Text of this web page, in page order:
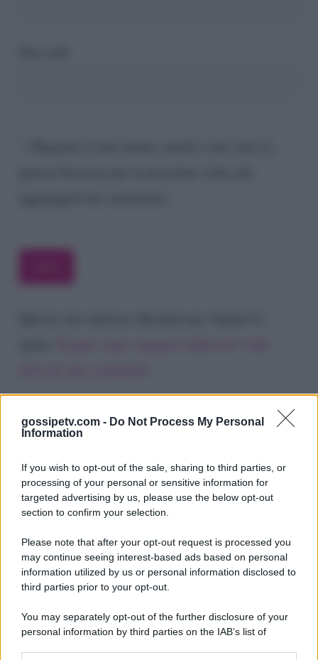
gossipetv.com - Do Not Process My Personal
Information
If you wish to opt-out of the sale, sharing to third parties, or
processing of your personal or sensitive information for
targeted advertising by us, please use the below opt-out
section to confirm your selection.
Please note that after your opt-out request is processed you
may continue seeing interest-based ads based on personal
information utilized by us or personal information disclosed to
third parties prior to your opt-out.
You may separately opt-out of the further disclosure of your
personal information by third parties on the IAB’s list of
Gossip e TV è un sito di MASTE S.r.l.
viale Luigi Majno n. 21 - 20129 Milano (MI)
P.Iva 10909580960
Categorie